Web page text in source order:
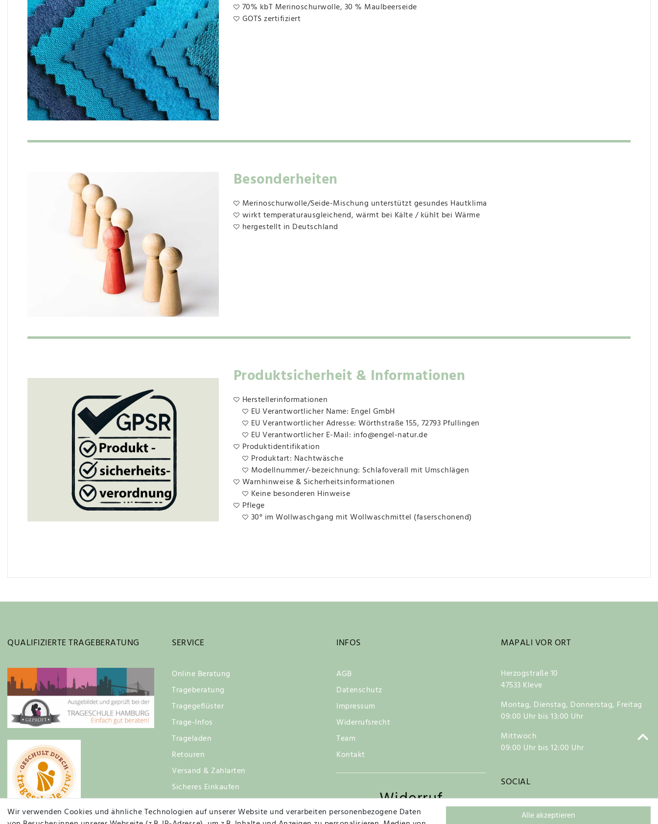
70% kbT Merinoschurwolle, 30 % Maulbeerseide
GOTS zertifiziert
Besonderheiten
Merinoschurwolle/Seide-Mischung unterstützt gesundes Hautklima
wirkt temperaturausgleichend, wärmt bei Kälte / kühlt bei Wärme
hergestellt in Deutschland
Produktsicherheit & Informationen
Herstellerinformationen
EU Verantwortlicher Name: Engel GmbH
EU Verantwortlicher Adresse: Wörthstraße 155, 72793 Pfullingen
EU Verantwortlicher E-Mail: info@engel-natur.de
Produktidentifikation
Produktart: Nachtwäsche
Modellnummer/-bezeichnung: Schlafoverall mit Umschlägen
Warnhinweise & Sicherheitsinformationen
Keine besonderen Hinweise
Pflege
30° im Wollwaschgang mit Wollwaschmittel (faserschonend)
QUALIFIZIERTE TRAGEBERATUNG SERVICE
Online Beratung
Trageberatung
Tragegeflüster
Trage-Infos
Trageladen
Retouren
Versand & Zahlarten
Sicheres Einkaufen
INFOS
AGB
Datenschutz
Impressum
Widerrufsrecht
Team
Kontakt
Widerruf
MAPALI VOR ORT
Herzogstraße 10
47533 Kleve
Montag, Dienstag, Donnerstag, Freitag
09:00 Uhr bis 13:00 Uhr
Mittwoch
09:00 Uhr bis 12:00 Uhr
SOCIAL
Wir verwenden Cookies und ähnliche Technologien auf unserer Website und verarbeiten personenbezogene Daten
Alle akzeptieren